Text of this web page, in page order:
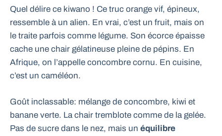
Quel délire ce kiwano ! Ce truc orange vif, épineux,
ressemble à un alien. En vrai, c’est un fruit, mais on
le traite parfois comme légume. Son écorce épaisse
cache une chair gélatineuse pleine de pépins. En
Afrique, on l’appelle concombre cornu. En cuisine,
c’est un caméléon.
Goût inclassable: mélange de concombre, kiwi et
banane verte. La chair tremblote comme de la gelée.
Pas de sucre dans le nez, mais un équilibre